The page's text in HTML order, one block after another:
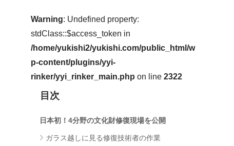
Warning: Undefined property:
stdClass::$access_token in
/home/yukishi2/yukishi.com/public_html/w
p-content/plugins/yyi-
rinker/yyi_rinker_main.php on line 2322
目次
日本初！4分野の文化財修復現場を公開
ガラス越しに見る修復技術者の作業